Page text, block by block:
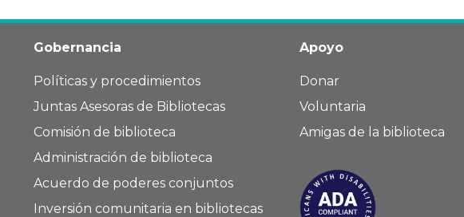
Gobernancia
Políticas y procedimientos
Juntas Asesoras de Bibliotecas
Comisión de biblioteca
Administración de biblioteca
Acuerdo de poderes conjuntos
Inversión comunitaria en bibliotecas
Apoyo
Donar
Voluntaria
Amigas de la biblioteca